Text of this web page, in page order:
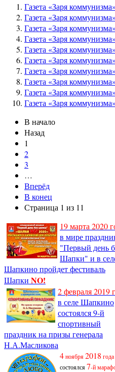
Газета «Заря
Газета «Заря
Газета «Заря
Газета «Заря
Газета «Заря
Газета «Заря
Газета «Заря
Газета «Заря
Газета «Заря
Газета «Заря
В начало
Назад
1
2
3
…
Вперёд
В конец
Страница 1 из 11
19 марта 2020
в мире
"Первый день
Шапки" и в
Шапкино пройдет фестиваль
Шапки NO!
2 февраля 2019
в селе Шапкино
состоялся 9-й
спортивный
праздник на призы генерала
Н.А.Масликова
4ноября2018 года
состоялся7-й